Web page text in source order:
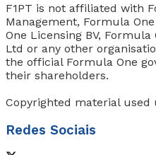
F1PT is not affiliated with
Management, Formula
One Licensing BV,
Ltd or any other
the official Formula One
their shareholders.
Copyrighted material used
Redes Sociais